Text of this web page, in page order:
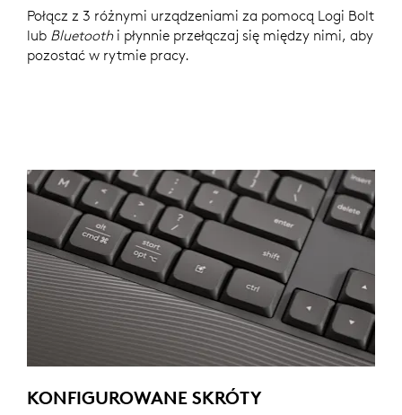
Połącz z 3 różnymi urządzeniami za pomocą Logi Bolt
lub Bluetoothi płynnie przełączaj się między nimi, aby
pozostać w rytmie pracy.
KONFIGUROWANE SKRÓTY